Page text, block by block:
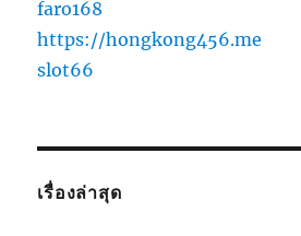
faro168
https://hongkong456.me
slot66
เรื่องล่าสุด